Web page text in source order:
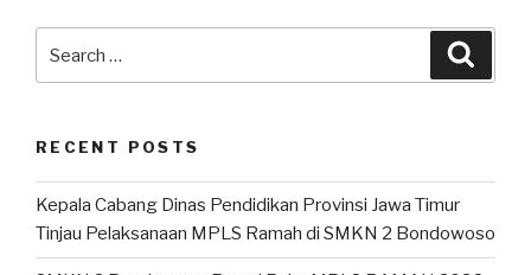
RECENT POSTS
Kepala Cabang Dinas Pendidikan Provinsi Jawa Timur
Tinjau Pelaksanaan MPLS Ramah di SMKN 2 Bondowoso